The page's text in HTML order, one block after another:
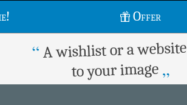
Offer
“ A wishlist or a website
to your image„